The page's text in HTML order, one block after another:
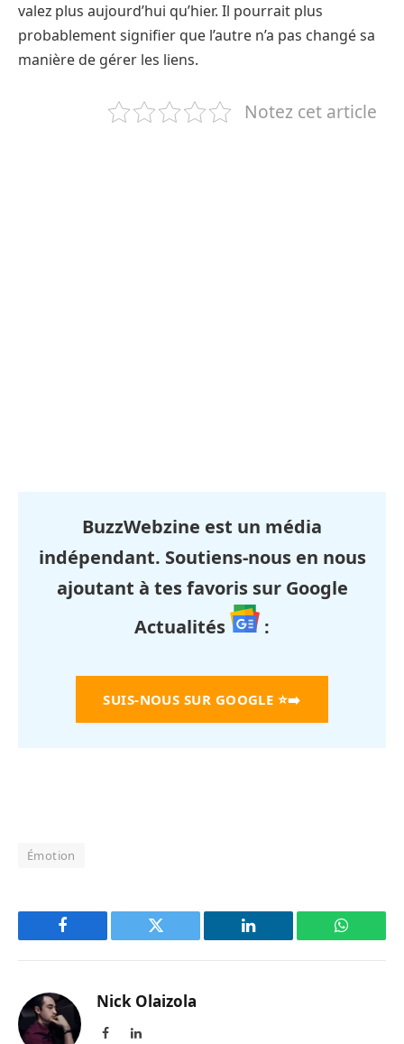
valez plus aujourd’hui qu’hier. Il pourrait plus
probablement signifier que l’autre n’a pas changé sa
manière de gérer les liens.
Notez cet article
BuzzWebzine est un média
indépendant. Soutiens-nous en nous
ajoutant à tes favoris sur Google
Actualités
:
SUIS-NOUS SUR GOOGLE ⭐➡️
Émotion
Facebook Twitter LinkedIn
Nick Olaizola
FacebookLinkedIn